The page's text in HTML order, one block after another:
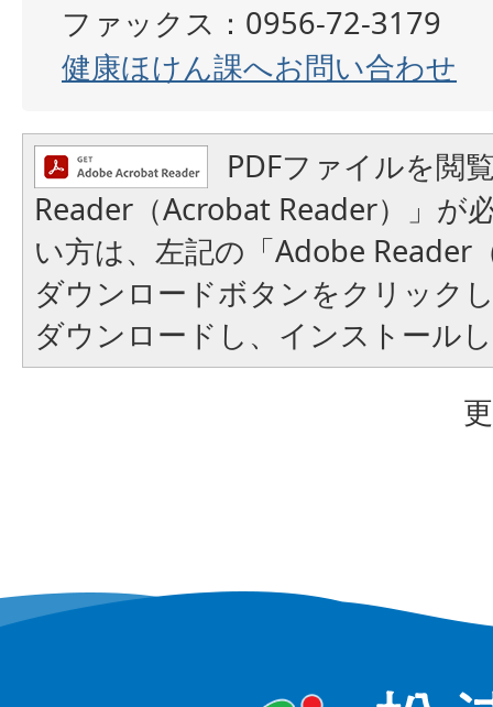
ファックス：0956-72-3179
健康ほけん課へお問い合わせ
PDFファイルを閲
Reader（Acrobat Reader）」が
い方は、左記の「Adobe Reader
ダウンロードボタンをクリック
ダウンロードし、インストール